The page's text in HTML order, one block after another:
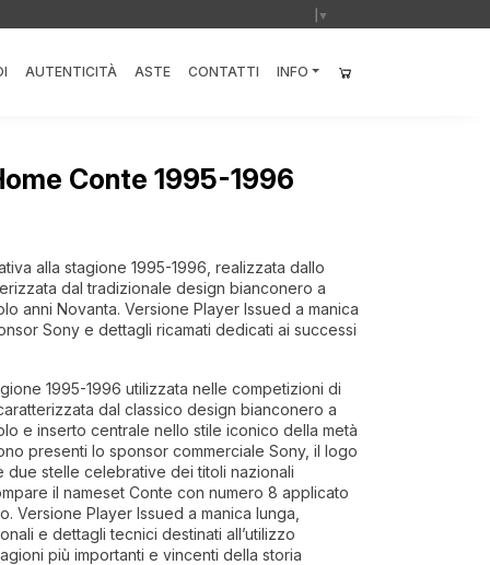
▼
AUTENTICITÀ ASTE CONTATTI INFO
Conte 1995-1996
alla stagione 1995-1996, realizzata dallo
dal tradizionale design bianconero a
anni Novanta. Versione Player Issued a manica
Sony e dettagli ricamati dedicati ai successi
1995-1996 utilizzata nelle competizioni di
dal classico design bianconero a
e inserto centrale nello stile iconico della metà
presenti lo sponsor commerciale Sony, il logo
stelle celebrative dei titoli nazionali
il nameset Conte con numero 8 applicato
Versione Player Issued a manica lunga,
e dettagli tecnici destinati all’utilizzo
più importanti e vincenti della storia